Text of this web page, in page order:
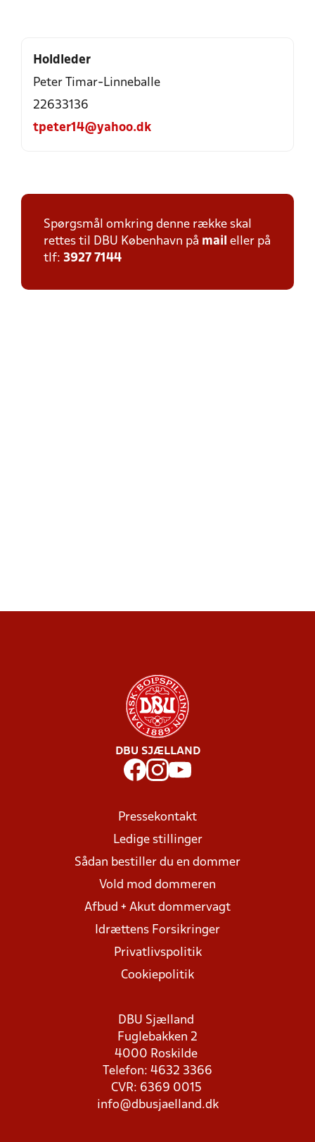
Holdleder
Peter Timar-Linneballe
22633136
tpeter14@yahoo.dk
Spørgsmål omkring denne række skal
rettes til DBU København på mail eller på
tlf: 3927 7144
DBU SJÆLLAND
Pressekontakt
Ledige stillinger
Sådan bestiller du en dommer
Vold mod dommeren
Afbud + Akut dommervagt
Idrættens Forsikringer
Privatlivspolitik
Cookiepolitik
DBU Sjælland
Fuglebakken 2
4000 Roskilde
Telefon: 4632 3366
CVR: 6369 0015
info@dbusjaelland.dk